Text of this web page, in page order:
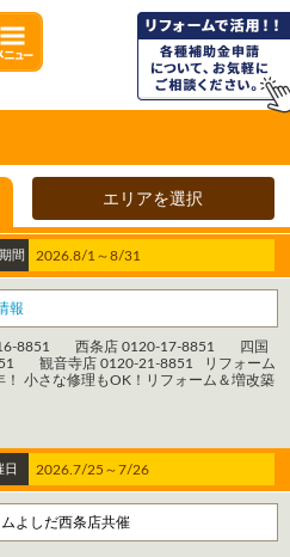
エリアを選択
間 2026.8/1～8/31
報
16-8851 西条店 0120-17-8851 四国
観音寺店 0120-21-8851 リフォーム
！ 小さな修理もOK！リフォーム＆増改築
わせはこちら 【株式会社よしだ リフォ
新居浜本店＊＊＊ 住所：愛媛県新居浜市
話：0120-16-8851 ＊＊＊西 条 店＊
条市大町1695番地4 Ｆビル1階 電話：
四国中央店＊＊＊ 住所：愛媛県四国中
日 2026.7/25～7/26
よしだ西条店共催